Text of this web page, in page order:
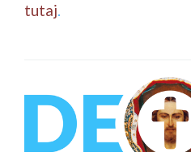
tutaj.